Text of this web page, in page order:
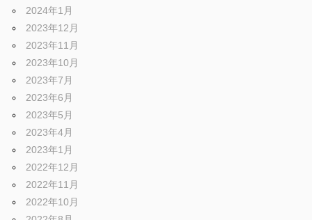
2024年1月
2023年12月
2023年11月
2023年10月
2023年7月
2023年6月
2023年5月
2023年4月
2023年1月
2022年12月
2022年11月
2022年10月